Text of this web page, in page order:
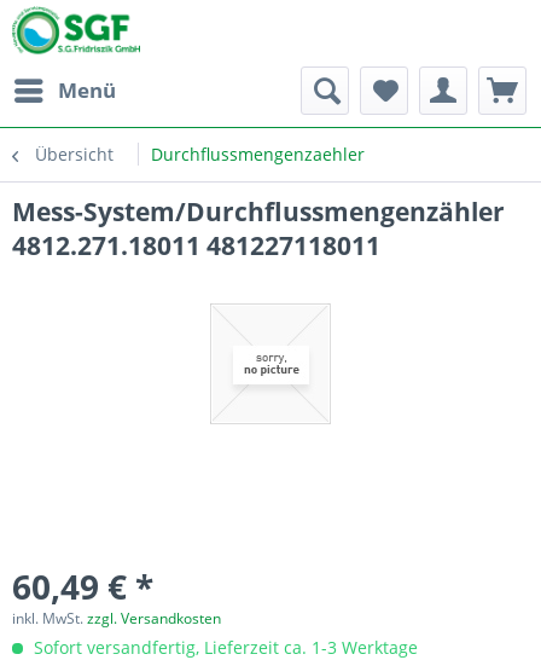
Menü
Übersicht Durchflussmengenzaehler
Mess-System/Durchflussmengenzähler
4812.271.18011 481227118011
60,49 € *
inkl. MwSt.zzgl. Versandkosten
Sofort versandfertig, Lieferzeit ca. 1-3 Werktage